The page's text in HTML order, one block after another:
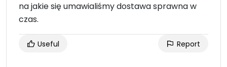
na jakie się umawialiśmy dostawa sprawna w
czas.
Useful Report